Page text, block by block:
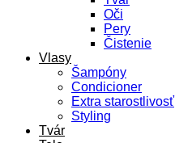
Oči
Pery
Čistenie
Vlasy
Šampóny
Condicioner
Extra starostlivosť
Styling
Tvár